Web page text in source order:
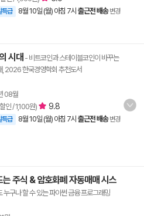
특급 8월 10일 (월) 아침 7시 출근전 배송 변경
시대 - 비트코인과 스테이블코인이 바꾸는
, 2026 한국경영학회 추천도서
08월
인 / 1,100원) 9.8
특급 8월 10일 (월) 아침 7시 출근전 배송 변경
주식 & 암호화폐 자동매매 시스
누구나 할 수 있는 파이썬 금융 프로그래밍